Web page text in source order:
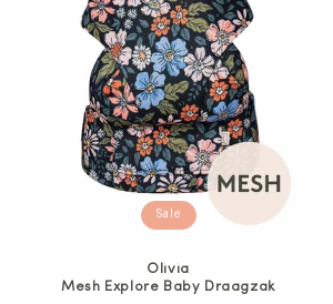
Sale
Olivia
Mesh Explore Baby Draagzak